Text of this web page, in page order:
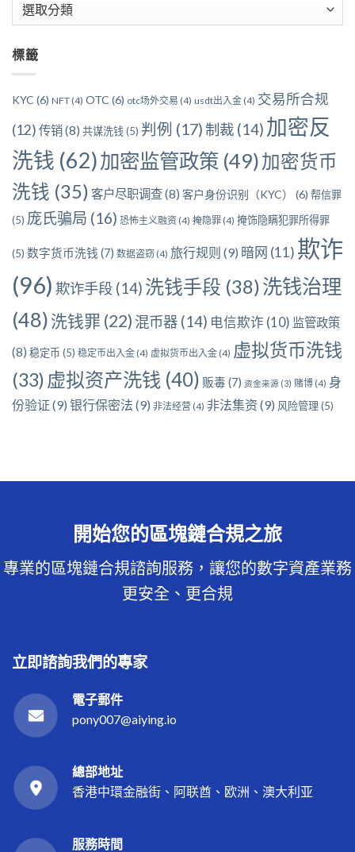
類
標籤
KYC (6) NFT (4) OTC (6) otc场外交易 (4) usdt出入金 (4) 交易所合规
(12) 传销(8) 共谋洗钱(5) 判例 (17)制裁 (14) 加密反
洗钱 (62)加密监管政策 (49)加密货币
洗钱 (35) 客户尽职调查(8) 客户身份识别（KYC） (6) 帮信罪
(5) 庞氏骗局 (16) 恐怖主义融资 (4) 掩隐罪 (4) 掩饰隐瞒犯罪所得罪
(5) 数字货币洗钱 (7) 数据盗窃 (4) 旅行规则 (9) 暗网 (11) 欺诈
(96) 欺诈手段 (14) 洗钱手段 (38)洗钱治理
(48) 洗钱罪 (22) 混币器 (14) 电信欺诈 (10) 监管政策
(8) 稳定币 (5) 稳定币出入金 (4) 虚拟货币出入金 (4) 虚拟货币洗钱
(33) 虚拟资产洗钱 (40) 贩毒 (7) 资金来源 (3) 赌博 (4) 身
份验证 (9) 银行保密法 (9) 非法经营 (4) 非法集资 (9) 风险管理(5)
開始您的區塊鏈合規之旅
專業的區塊鏈合規諮詢服務，讓您的數字資產業務
更安全、更合規
立即諮詢我們的專家
電子郵件
pony007@aiying.io
總部地址
香港中環金融街、阿联酋、欧洲、澳大利亚
服務時間